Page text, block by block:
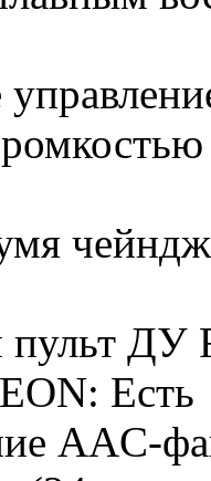
ДУ
Есть
AAC-